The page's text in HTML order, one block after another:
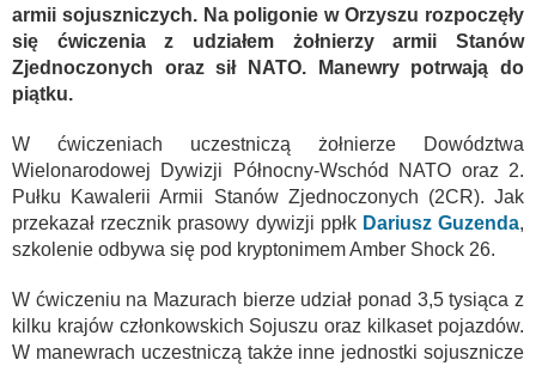
armii sojuszniczych. Na poligonie w Orzyszu rozpoczęły
się ćwiczenia z udziałem żołnierzy armii Stanów
Zjednoczonych oraz sił NATO. Manewry potrwają do
piątku.
W ćwiczeniach uczestniczą żołnierze Dowództwa
Wielonarodowej Dywizji Północny-Wschód NATO oraz 2.
Pułku Kawalerii Armii Stanów Zjednoczonych (2CR). Jak
przekazał rzecznik prasowy dywizji ppłk Dariusz Guzenda,
szkolenie odbywa się pod kryptonimem Amber Shock 26.
W ćwiczeniu na Mazurach bierze udział ponad 3,5 tysiąca z
kilku krajów członkowskich Sojuszu oraz kilkaset pojazdów.
W manewrach uczestniczą także inne jednostki sojusznicze